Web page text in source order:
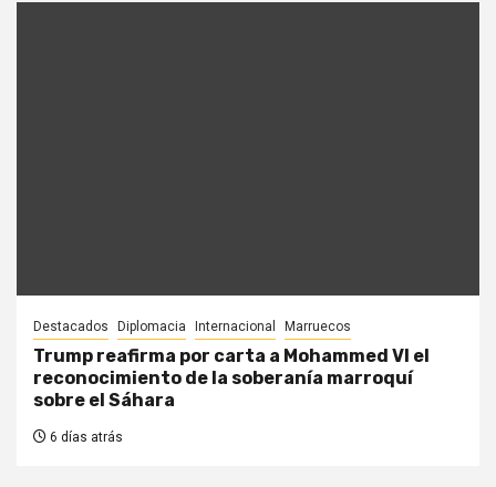
Destacados Diplomacia Internacional Marruecos
Trump reafirma por carta a Mohammed VI el
reconocimiento de la soberanía marroquí
sobre el Sáhara
6 días atrás